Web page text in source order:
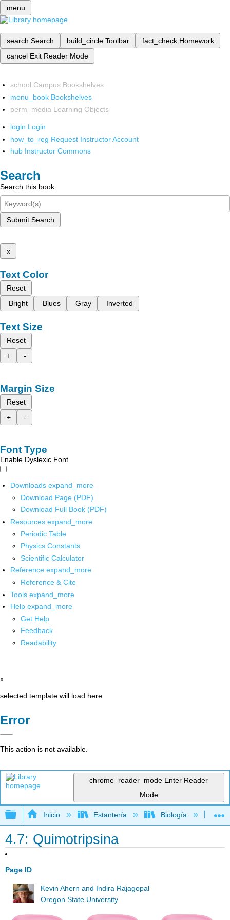
menu
search Search build_circle Toolbar fact_check Homework
cancel Exit Reader Mode
school Campus Bookshelves
menu_book Bookshelves
perm_media Learning Objects
login Login
how_to_reg Request Instructor Account
hub Instructor Commons
Search
Search this book
Submit Search
x
Text Color
Reset
Bright
Blues Gray Inverted
Text Size
Reset
+
-
Margin Size
Reset
+
-
Font Type
Enable Dyslexic Font
Downloads expand_more
Download Page (PDF)
Download Full Book (PDF)
Resources expand_more
Periodic Table
Physics Constants
Scientific Calculator
Reference expand_more
Reference & Cite
Tools expand_more
Help expand_more
Get Help
Feedback
Readability
x
selected template will load here
Error
This action is not available.
chrome_reader_mode Enter Reader
Mode
Expandir/contraer jerarquía global
Inicio Estantería Biología
4.7: Quimotripsina
Page ID
Kevin Ahern and Indira Rajagopal
Oregon State University